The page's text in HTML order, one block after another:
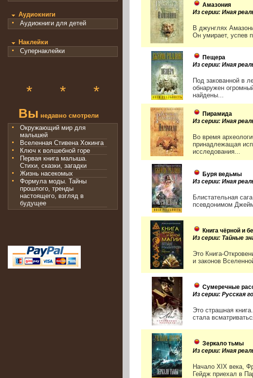
Аудиокниги
Аудиокниги для детей
Наклейки
Супернаклейки
* * *
Вы недавно смотрели
Окружающий мир для
малышей
Вселенная Стивена Хокинга
Ключ к волшебной горе
Первая книга малыша.
Стихи, сказки, загадки
Жизнь насекомых
Формула моды. Тайны
прошлого, тренды
настоящего, взгляд в
будущее
Амазония
Из серии: Иная
В джунглях
Он умирает, успев
Пещера
Из серии: Иная
Под закованной в
обнаружен
найдены...
Пирамида
Из серии: Иная
Во время
принадлежащая
исследования...
Буря ведьмы
Из серии: Иная
Блистательная
псевдонимом
Книга чёрной и
Из серии: Тайные
Это Книга-
и законов
Сумеречные
Из серии: Русская
Это страшная
стала
Зеркало тьмы
Из серии: Иная
Начало XIX века,
Гейдж приехал в